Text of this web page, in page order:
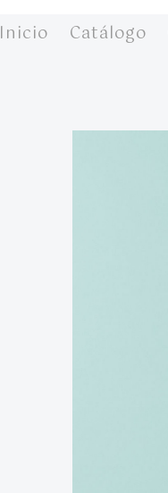
Inicio Catálogo